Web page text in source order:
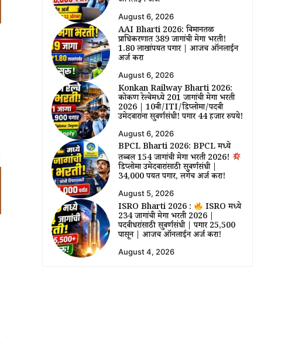
August 6, 2026
AAI Bharti 2026: विमानतळ
प्राधिकरणात 389 जागांची मेगा भरती!
₹1.80 लाखांपर्यंत पगार | आजच ऑनलाईन
अर्ज करा
August 6, 2026
Konkan Railway Bharti 2026:
कोकण रेल्वेमध्ये 201 जागांची मेगा भरती
2026 | 10वी/ITI/डिप्लोमा/पदवी
उमेदवारांना सुवर्णसंधी! पगार 44 हजार रुपये!
August 6, 2026
BPCL Bharti 2026: BPCL मध्ये
तब्बल 154 जागांची मेगा भरती 2026!
डिप्लोमा उमेदवारांसाठी सुवर्णसंधी |
₹34,000 पर्यंत पगार, लगेच अर्ज करा!
August 5, 2026
ISRO Bharti 2026 : ISRO मध्ये
234 जागांची मेगा भरती 2026 |
पदवीधरांसाठी सुवर्णसंधी | पगार ₹25,500
पासून | आजच ऑनलाईन अर्ज करा!
August 4, 2026